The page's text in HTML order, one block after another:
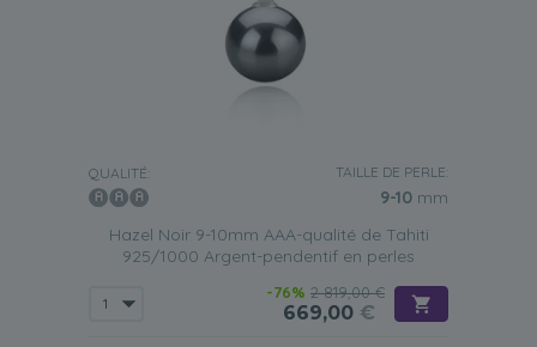
QUALITÉ: TAILLE DE PERLE:
9-10 mm
Hazel Noir 9-10mm AAA-qualité de Tahiti
925/1000 Argent-pendentif en perles
-76% 2 819,00 €
669,00 €